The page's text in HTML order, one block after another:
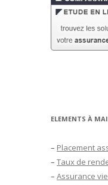
ELEMENTS À
– Placement
– Taux de
– Assurance